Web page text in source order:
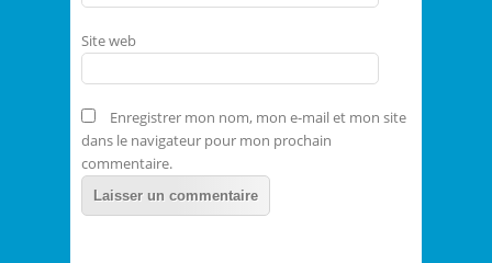
Site web
Enregistrer mon nom, mon e-mail et mon site
dans le navigateur pour mon prochain
commentaire.